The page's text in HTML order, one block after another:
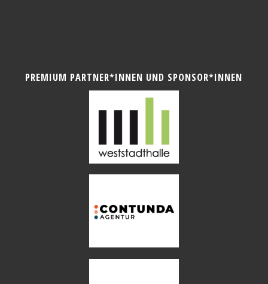
PREMIUM PARTNER*INNEN UND SPONSOR*INNEN